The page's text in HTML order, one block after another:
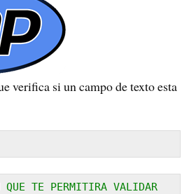
verifica si un campo de texto esta
QUE TE PERMITIRA VALIDAR